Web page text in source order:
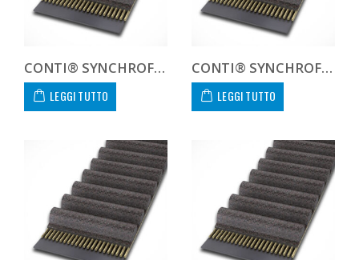
CONTI® SYNCHROFORCE CXA CTD864021CXA
LEGGI TUTTO
CONTI® SYNCHROFORCE CXA CTD8640CXA CUSTOM
LEGGI TUTTO